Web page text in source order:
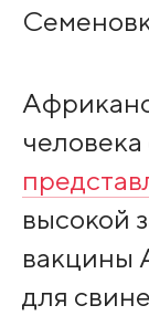
высокой
вакцины
для